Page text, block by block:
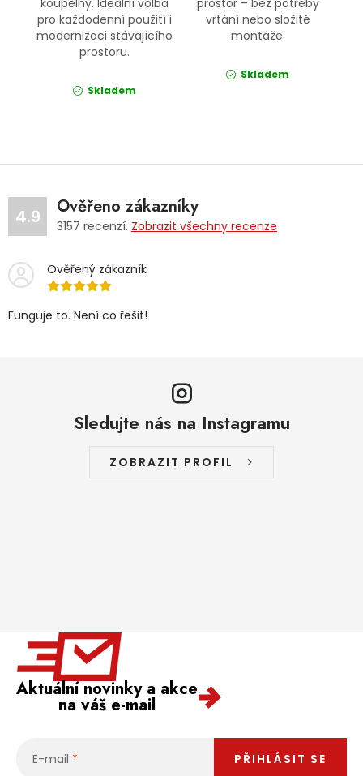
koupelny. Ideální volba
pro každodenní použití i
modernizaci stávajícího
prostoru.
Skladem
prostor – bez potřeby
vrtání nebo složité
montáže.
Skladem
4.9 Ověřeno zákazníky
3157 recenzí. Zobrazit všechny recenze
Ověřený zákazník
Funguje to. Není co řešit!
Sledujte nás na Instagramu
ZOBRAZIT PROFIL
Aktuální novinky a akce
na váš e-mail
E-mail PŘIHLÁSIT SE